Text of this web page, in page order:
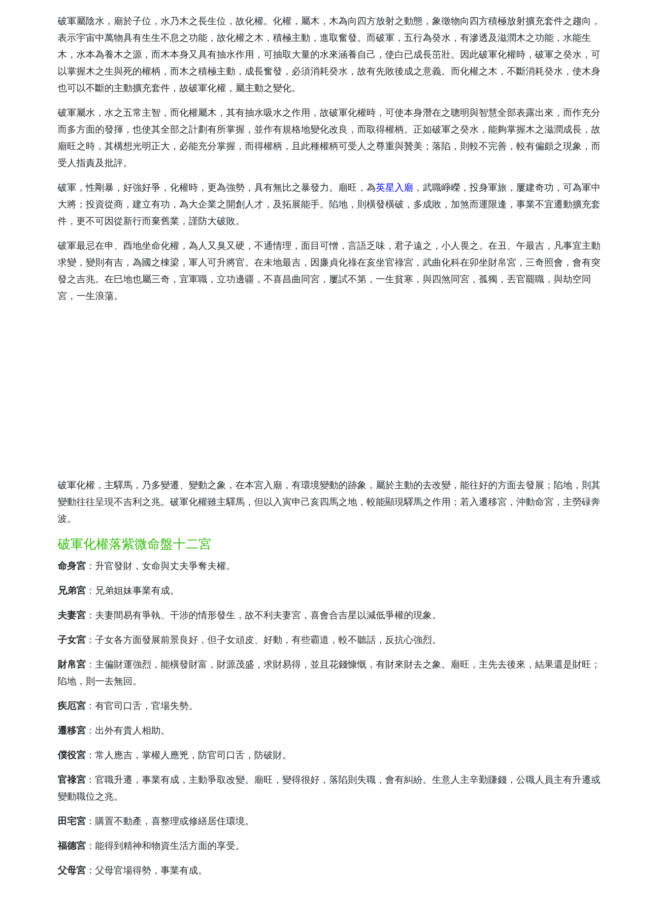
破軍屬陰水，廟於子位，水乃木之長生位，故化權。化權，屬木，木為向四方放射之動態，象徵物向四方積極放射擴充套件之趨向，
表示宇宙中萬物具有生生不息之功能，故化權之木，積極主動，進取奮發。而破軍，五行為癸水，有滲透及滋潤木之功能，水能生
木，水本為養木之源，而木本身又具有抽水作用，可抽取大量的水來涵養自己，使白已成長茁壯。因此破軍化權時，破軍之癸水，可
以掌握木之生與死的權柄，而木之積極主動，成長奮發，必須消耗癸水，故有先敗後成之意義。而化權之木，不斷消耗癸水，使木身
也可以不斷的主動擴充套件，故破軍化權，屬主動之變化。
破軍屬水，水之五常主智，而化權屬木，其有抽水吸水之作用，故破軍化權時，可使本身潛在之聰明與智慧全部表露出來，而作充分
而多方面的發揮，也使其全部之計劃有所掌握，並作有規格地變化改良，而取得權柄。正如破軍之癸水，能夠掌握木之滋潤成長，故
廟旺之時，其構想光明正大，必能充分掌握，而得權柄，且此種權柄可受人之尊重與贊美；落陷，則較不完善，較有偏頗之現象，而
受人指責及批評。
破軍，性剛暴，好強好爭，化權時，更為強勢，具有無比之暴發力。廟旺，為英星入廟 ，武職崢嶸，投身軍旅，屢建奇功，可為軍中
大將；投資從商，建立有功，為大企業之開創人才，及拓展能手。陷地，則橫發橫破，多成敗，加煞而運限逢，事業不宜遷動擴充套
件，更不可因從新行而棄舊業，謹防大破敗。
破軍最忌在申、酉地坐命化權，為人又臭又硬，不通情理，面目可憎，言語乏味，君子遠之，小人畏之。在丑、午最吉，凡事宜主動
求變，變則有吉，為國之棟梁，軍人可升將官。在未地最吉，因廉貞化祿在亥坐官祿宮，武曲化科在卯坐財帛宮，三奇照會，會有突
發之吉兆。在巳地也屬三奇，宜軍職，立功邊疆，不喜昌曲同宮，屢試不第，一生貧寒，與四煞同宮，孤獨，丟官罷職，與劫空同
宮，一生浪蕩。
破軍化權，主驛馬，乃多變遷、變動之象，在本宮入廟，有環境變動的跡象，屬於主動的去改變，能往好的方面去發展；陷地，則其
變動往往呈現不吉利之兆。破軍化權雖主驛馬，但以入寅申己亥四馬之地，較能顯現驛馬之作用；若入遷移宮，沖動命宮，主勞碌奔
波。
破軍化權落紫微命盤十二宮
命身宮 ：升官發財，女命與丈夫爭奪夫權。
兄弟宮 ：兄弟姐妹事業有成。
夫妻宮 ：夫妻間易有爭執、干涉的情形發生，故不利夫妻宮，喜會合吉星以減低爭權的現象。
子女宮 ：子女各方面發展前景良好，但子女頑皮、好動，有些霸道，較不聽話，反抗心強烈。
財帛宮 ：主偏財運強烈，能橫發財富，財源茂盛，求財易得，並且花錢慷慨，有財來財去之象。廟旺，主先去後來，結果還是財旺；
陷地，則一去無回。
疾厄宮 ：有官司口舌，官場失勢。
遷移宮 ：出外有貴人相助。
僕役宮 ：常人應吉，掌權人應兇，防官司口舌，防破財。
官祿宮 ：官職升遷，事業有成，主動爭取改變。廟旺，變得很好，落陷則失職，會有糾紛。生意人主辛勤賺錢，公職人員主有升遷或
變動職位之兆。
田宅宮 ：購置不動產，喜整理或修繕居住環境。
福德宮 ：能得到精神和物資生活方面的享受。
父母宮 ：父母官場得勢，事業有成。